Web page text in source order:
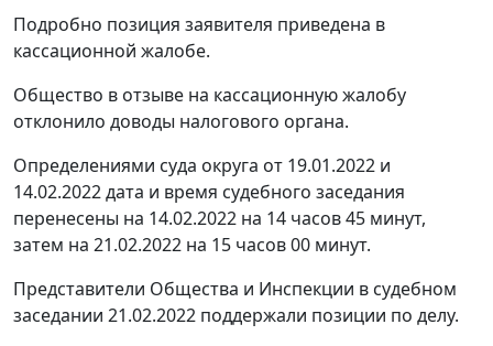
Подробно позиция заявителя приведена в
кассационной жалобе.
Общество в отзыве на кассационную жалобу
отклонило доводы налогового органа.
Определениями суда округа от 19.01.2022 и
14.02.2022 дата и время судебного заседания
перенесены на 14.02.2022 на 14 часов 45 минут,
затем на 21.02.2022 на 15 часов 00 минут.
Представители Общества и Инспекции в судебном
заседании 21.02.2022 поддержали позиции по делу.